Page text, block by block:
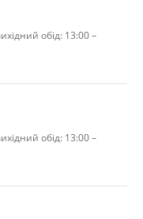
обід: 13:00 –
обід: 13:00 –